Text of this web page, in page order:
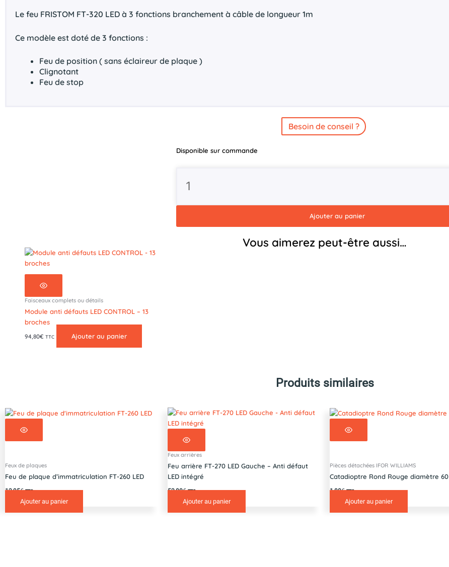
Le feu FRISTOM FT-320 LED à 3 fonctions branchement à câble de longueur 1m
Ce modèle est doté de 3 fonctions :
Feu de position ( sans éclaireur de plaque )
Clignotant
Feu de stop
Besoin de conseil ?
Disponible sur commande
quantité
arrière
-
Ajouter au panier
Vous aimerez peut-être aussi…
Faisceaux complets ou détails
Module anti défauts LED CONTROL – 13
broches
94,80€ TTC Ajouter au panier
Produits similaires
Feux de plaques
Feu de plaque d’immatriculation FT-260 LED
12,95€ TTC
Ajouter au panier
Feux arrières
Feu arrière FT-270 LED Gauche – Anti défaut
LED intégré
52,80€ TTC
Ajouter au panier
Pièces détachées IFOR WILLIAMS
Catadioptre Rond Rouge diamètre 60
1,80€ TTC
Ajouter au panier